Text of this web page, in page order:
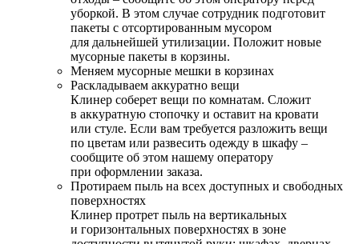
уборкой. В этом случае сотрудник подготовит
пакеты с отсортированным мусором
для дальнейшей утилизации. Положит новые
мусорные пакеты в корзины.
Меняем мусорные мешки в корзинах
Раскладываем аккуратно вещи
Клинер соберет вещи по комнатам. Сложит
в аккуратную стопочку и оставит на кровати
или стуле. Если вам требуется разложить вещи
по цветам или развесить одежду в шкафу –
сообщите об этом нашему оператору
при оформлении заказа.
Протираем пыль на всех доступных и свободных
поверхностях
Клинер протрет пыль на вертикальных
и горизонтальных поверхностях в зоне